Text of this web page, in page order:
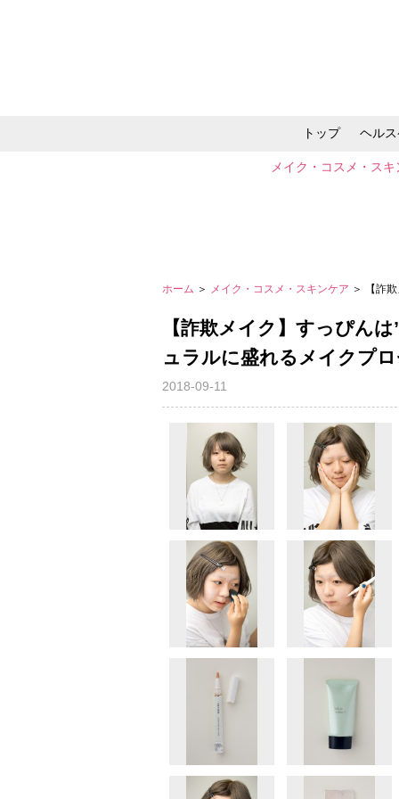
トップ ヘル
メイク・コスメ・ス
ホーム ＞ メイク・コスメ・スキンケア ＞ 【詐
【詐欺メイク】すっぴん
ュラルに盛れるメイクプ
2018-09-11